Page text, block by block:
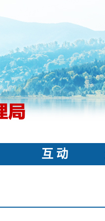
互 动